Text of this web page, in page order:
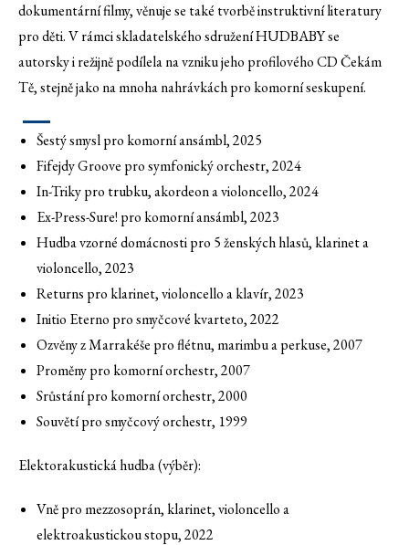
dokumentární filmy, věnuje se také tvorbě instruktivní literatury
pro děti. V rámci skladatelského sdružení HUDBABY se
autorsky i režijně podílela na vzniku jeho profilového CD Čekám
Tě, stejně jako na mnoha nahrávkách pro komorní seskupení.
Šestý smysl pro komorní ansámbl, 2025
Fifejdy Groove pro symfonický orchestr, 2024
In-Triky pro trubku, akordeon a violoncello, 2024
Ex-Press-Sure! pro komorní ansámbl, 2023
Hudba vzorné domácnosti pro 5 ženských hlasů, klarinet a
violoncello, 2023
Returns pro klarinet, violoncello a klavír, 2023
Initio Eterno pro smyčcové kvarteto, 2022
Ozvěny z Marrakéše pro flétnu, marimbu a perkuse, 2007
Proměny pro komorní orchestr, 2007
Srůstání pro komorní orchestr, 2000
Souvětí pro smyčcový orchestr, 1999
Elektorakustická hudba (výběr):
Vně pro mezzosoprán, klarinet, violoncello a
elektroakustickou stopu, 2022